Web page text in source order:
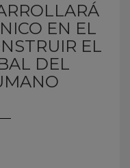
EN EL
EL
DEL